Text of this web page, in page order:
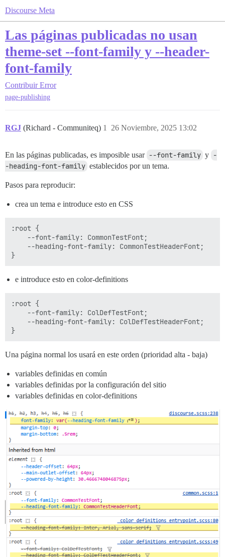
Discourse Meta
Las páginas publicadas no usan
theme-set --font-family y --header-
font-family
Contribuir Error
page-publishing
RGJ (Richard - Communiteq) 26 Noviembre, 2025 13:02
1
En las páginas publicadas, es imposible usar --font-family y -
-heading-font-family establecidos por un tema.
Pasos para reproducir:
crea un tema e introduce esto en CSS
:root {
    --font-family: CommonTestFont;
    --heading-font-family: CommonTestHeaderFont;
e introduce esto en color-definitions
:root {
    --font-family: ColDefTestFont;
    --heading-font-family: ColDefTestHeaderFont;
Una página normal los usará en este orden (prioridad alta - baja)
variables definidas en común
variables definidas por la configuración del sitio
variables definidas en color-definitions